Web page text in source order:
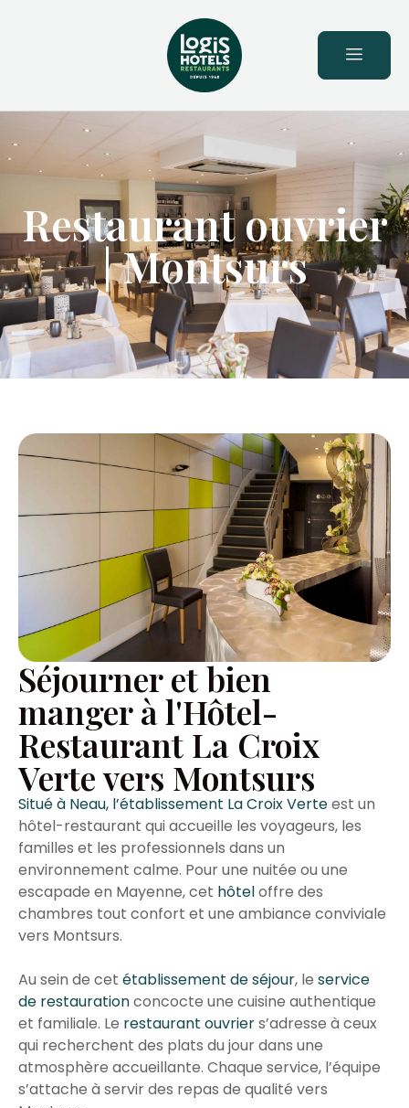
Restaurant ouvrier
| Montsurs
Séjourner et bien
manger à l'Hôtel-
Restaurant La Croix
Verte vers Montsurs
Situé à Neau, l’établissement La Croix Verteest un
hôtel-restaurant qui accueille les voyageurs, les
familles et les professionnels dans un
environnement calme. Pour une nuitée ou une
escapade en Mayenne, cet hôteloffre des
chambres tout confort et une ambiance conviviale
vers Montsurs.
Au sein de cet établissement de séjour, le service
de restaurationconcocte une cuisine authentique
et familiale. Le restaurant ouvriers’adresse à ceux
qui recherchent des plats du jour dans une
atmosphère accueillante. Chaque service, l’équipe
s’attache à servir des repas de qualité vers